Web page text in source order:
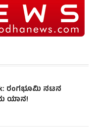
ರಂಗಭೂಮಿ ನಟನ
ಯಾನ!